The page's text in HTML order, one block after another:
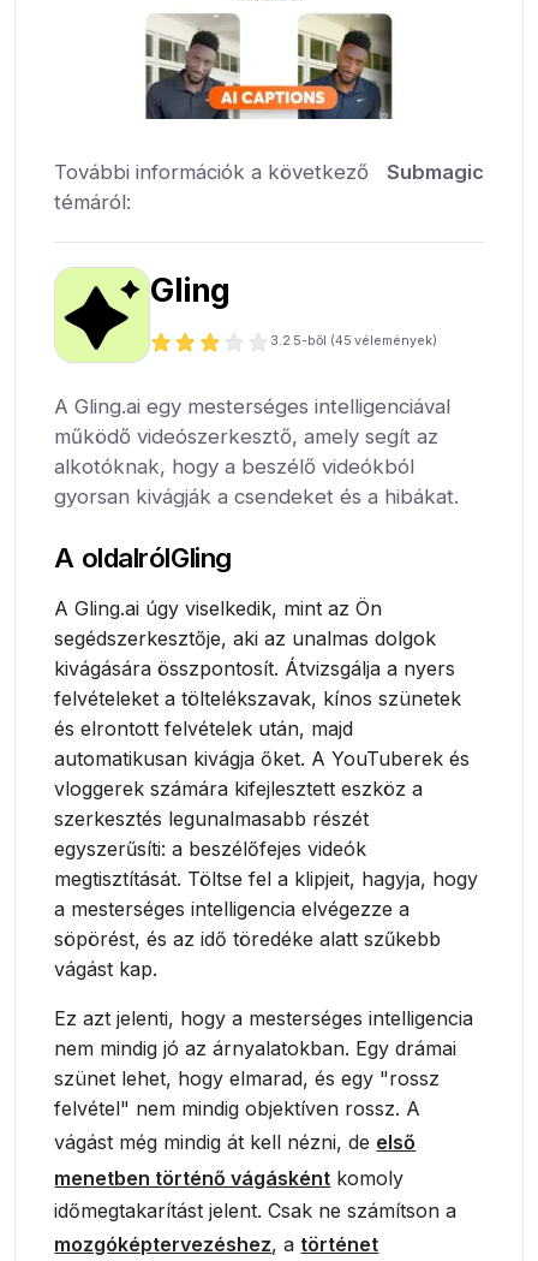
További információk a következő
témáról:
Submagic
Gling
3.2 5-ből (45 vélemények)
A Gling.ai egy mesterséges intelligenciával
működő videószerkesztő, amely segít az
alkotóknak, hogy a beszélő videókból
gyorsan kivágják a csendeket és a hibákat.
A oldalrólGling
A Gling.ai úgy viselkedik, mint az Ön
segédszerkesztője, aki az unalmas dolgok
kivágására összpontosít. Átvizsgálja a nyers
felvételeket a töltelékszavak, kínos szünetek
és elrontott felvételek után, majd
automatikusan kivágja őket. A YouTuberek és
vloggerek számára kifejlesztett eszköz a
szerkesztés legunalmasabb részét
egyszerűsíti: a beszélőfejes videók
megtisztítását. Töltse fel a klipjeit, hagyja, hogy
a mesterséges intelligencia elvégezze a
söpörést, és az idő töredéke alatt szűkebb
vágást kap.
Ez azt jelenti, hogy a mesterséges intelligencia
nem mindig jó az árnyalatokban. Egy drámai
szünet lehet, hogy elmarad, és egy "rossz
felvétel" nem mindig objektíven rossz. A
vágást még mindig át kell nézni, de első
menetben történő vágásként komoly
időmegtakarítást jelent. Csak ne számítson a
mozgóképtervezéshez, a történet